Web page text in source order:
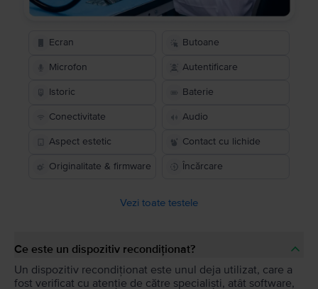
Ecran Butoane
Microfon Autentificare
Istoric Baterie
Conectivitate Audio
Aspect estetic Contact cu lichide
Originalitate & firmware Încărcare
Vezi toate testele
Ce este un dispozitiv recondiționat?
Un dispozitiv recondiționat este unul deja utilizat, care a
fost verificat cu atenție de către specialiști, atât software,